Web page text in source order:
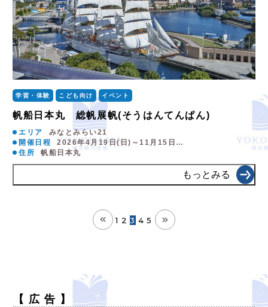
学習・体験 こども向け イベント
帆船日本丸 総帆展帆(そうはんてんぱん)
エリア
みなとみらい21
開催日程
2026年4月19日(日)～11月15日…
住所
帆船日本丸
もっとみる
1 2 3 4 5
【 広 告 】